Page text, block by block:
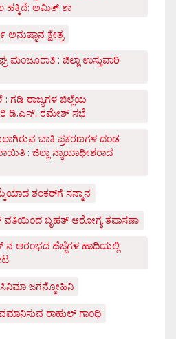
ಹಕ್ಕಿದೆ: ಅಮಿತ್ ಶಾ
ಕ್ಷೇತ್ರ
ಮಂಜೂರಾತಿ : ಜಿಲ್ಲಾ ಉಸ್ತುವಾರಿ
: ಗಡಿ ರಾಜ್ಯಗಳ ಜಿಲ್ಲೆಯ
ಡಿ.ಎಸ್. ರಮೇಶ್ ಸಭೆ
ಬಾಕಿ ಪ್ರಕರಣಗಳ ದಂಡ
: ಜಿಲ್ಲಾ ನ್ಯಾಯಾಧೀಶರಾದ
ಶಂಕರ್‌ಗೆ ಸನ್ಮಾನ
ಬೃಹತ್ ಆರೋಗ್ಯ ತಪಾಸಣಾ
ನ ಆರಂಭದ ಹೆಜ್ಜೆಗಳ ಹಾದಿಯಲ್ಲಿ
ಜಗನ್ಮೋಹಿನಿ
ರಾಹುಲ್ ಗಾಂಧಿ